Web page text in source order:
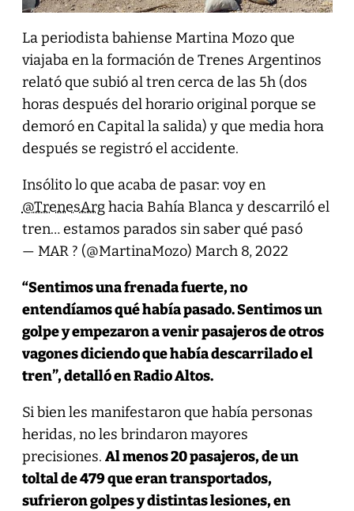
La periodista bahiense Martina Mozo que
viajaba en la formación de Trenes Argentinos
relató que subió al tren cerca de las 5h (dos
horas después del horario original porque se
demoró en Capital la salida) y que media hora
después se registró el accidente.
Insólito lo que acaba de pasar: voy en
@TrenesArghacia Bahía Blanca y descarriló el
tren… estamos parados sin saber qué pasó
— MAR ? (@MartinaMozo) March 8, 2022
“Sentimos una frenada fuerte, no
entendíamos qué había pasado. Sentimos un
golpe y empezaron a venir pasajeros de otros
vagones diciendo que había descarrilado el
tren”, detalló en Radio Altos.
Si bien les manifestaron que había personas
heridas, no les brindaron mayores
precisiones. Al menos 20 pasajeros, de un
toltal de 479 que eran transportados,
sufrieron golpes y distintas lesiones, en